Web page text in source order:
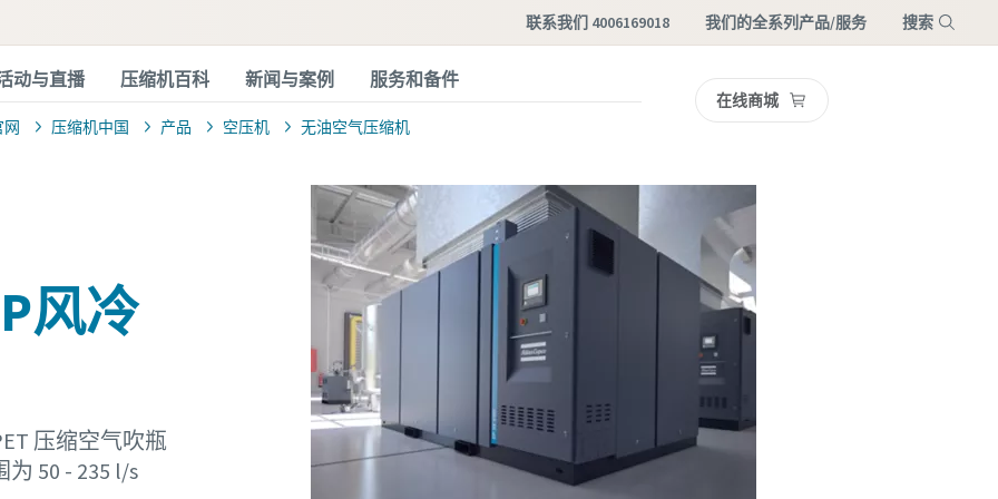
联系我们 4006169018 我们的全系列产品/服务 搜索
动与直播 压缩机百科 新闻与案例 服务和备件
网 压缩机中国 产品 空压机 无油空气压缩机
在线商城
风冷
压缩空气吹瓶
50 - 235 l/s